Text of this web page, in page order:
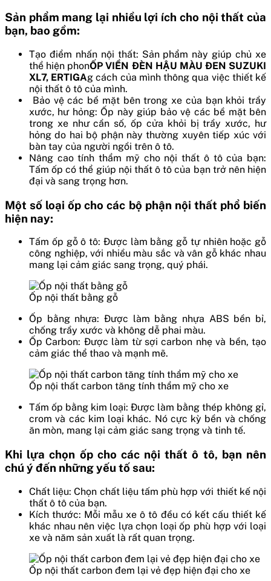
Sản phẩm mang lại nhiều lợi ích cho nội thất của
bạn, bao gồm:
Tạo điểm nhấn nội thất: Sản phẩm này giúp chủ xe
thể hiện phonỐP VIỀN ĐÈN HẬU MÀU ĐEN SUZUKI
XL7, ERTIGAg cách của mình thông qua việc thiết kế
nội thất ô tô của mình.
Bảo vệ các bề mặt bên trong xe của bạn khỏi trầy
xước, hư hỏng: Ốp này giúp bảo vệ các bề mặt bên
trong xe như cần số, ốp cửa khỏi bị trầy xước, hư
hỏng do hai bộ phận này thường xuyên tiếp xúc với
bàn tay của người ngồi trên ô tô.
Nâng cao tính thẩm mỹ cho nội thất ô tô của bạn:
Tấm ốp có thể giúp nội thất ô tô của bạn trở nên hiện
đại và sang trọng hơn.
Một số loại ốp cho các bộ phận nội thất phổ biến
hiện nay:
Tấm ốp gỗ ô tô: Được làm bằng gỗ tự nhiên hoặc gỗ
công nghiệp, với nhiều màu sắc và vân gỗ khác nhau
mang lại cảm giác sang trọng, quý phái.
Ốp nội thất bằng gỗ
Ốp bằng nhựa: Được làm bằng nhựa ABS bền bỉ,
chống trầy xước và không dễ phai màu.
Ốp Carbon: Được làm từ sợi carbon nhẹ và bền, tạo
cảm giác thể thao và mạnh mẽ.
Ốp nội thất carbon tăng tính thẩm mỹ cho xe
Tấm ốp bằng kim loại: Được làm bằng thép không gỉ,
crom và các kim loại khác. Nó cực kỳ bền và chống
ăn mòn, mang lại cảm giác sang trọng và tinh tế.
Khi lựa chọn ốp cho các nội thất ô tô, bạn nên
chú ý đến những yếu tố sau:
Chất liệu: Chọn chất liệu tấm phù hợp với thiết kế nội
thất ô tô của bạn.
Kích thước: Mỗi mẫu xe ô tô đều có kết cấu thiết kế
khác nhau nên việc lựa chọn loại ốp phù hợp với loại
xe và năm sản xuất là rất quan trọng.
Ốp nội thất carbon đem lại vẻ đẹp hiện đại cho xe